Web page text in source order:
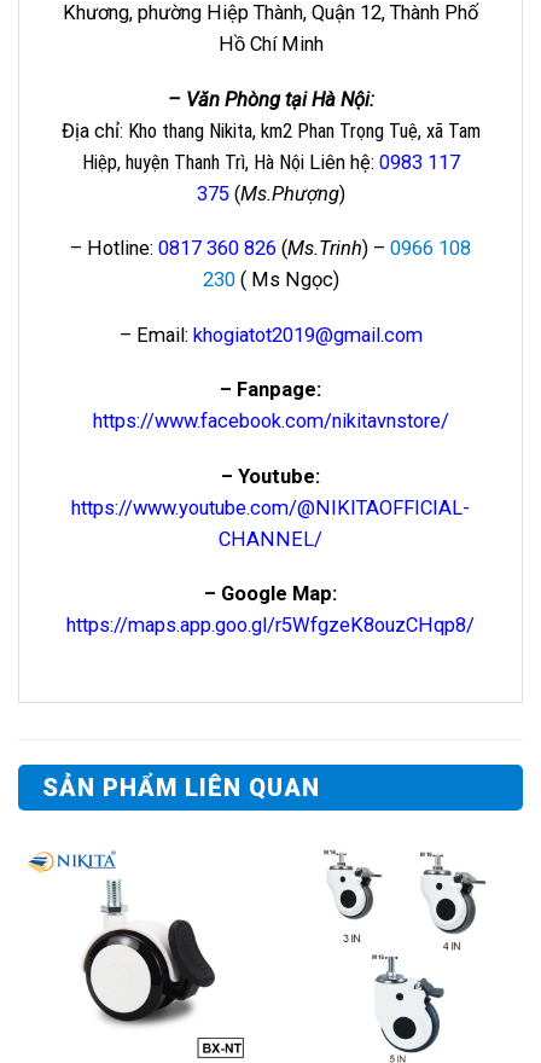
Khương, phường Hiệp Thành, Quận 12, Thành Phố
Hồ Chí Minh
– Văn Phòng tại Hà Nội:
Địa chỉ: Kho thang Nikita, km2 Phan Trọng Tuệ, xã Tam
Hiệp, huyện Thanh Trì, Hà Nội Liên hệ: 0983 117
375(Ms.Phượng)
– Hotline: 0817 360 826 (Ms.Trinh) – 0966 108
230( Ms Ngọc)
– Email: khogiatot2019@gmail.com
– Fanpage:
https://www.facebook.com/nikitavnstore/
– Youtube:
https://www.youtube.com/@NIKITAOFFICIAL-
CHANNEL/
– Google Map:
https://maps.app.goo.gl/r5WfgzeK8ouzCHqp8/
SẢN PHẨM LIÊN QUAN